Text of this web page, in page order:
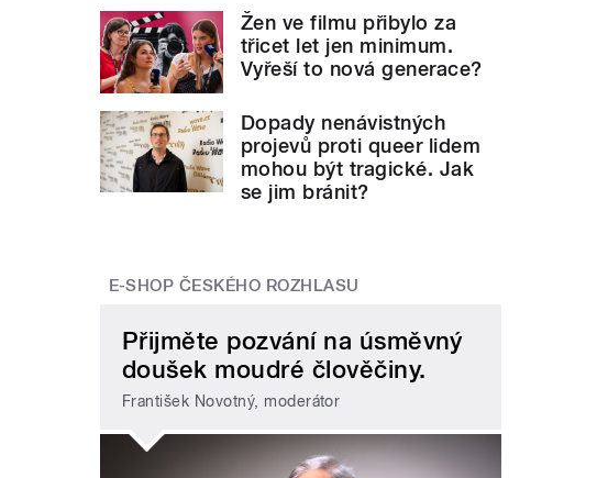
Žen ve filmu přibylo za
třicet let jen minimum.
Vyřeší to nová generace?
Dopady nenávistných
projevů proti queer lidem
mohou být tragické. Jak
se jim bránit?
E-SHOP ČESKÉHO ROZHLASU
Přijměte pozvání na úsměvný
doušek moudré člověčiny.
František Novotný, moderátor